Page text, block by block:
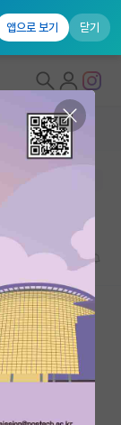
앱으로 보기 닫기